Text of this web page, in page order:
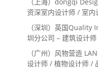
资深室内设计师 / 室内
系主管 / 设计实习生（
（深圳）英国
圳分公司 – 建筑设计
内设计师 / 设计实习生
（广州）风物营造
设计师 / 植物设计师 /